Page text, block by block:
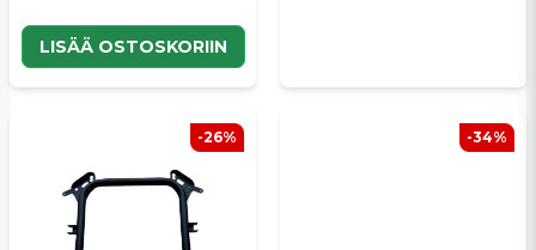
LISÄÄ OSTOSKORIIN
-26% -34%